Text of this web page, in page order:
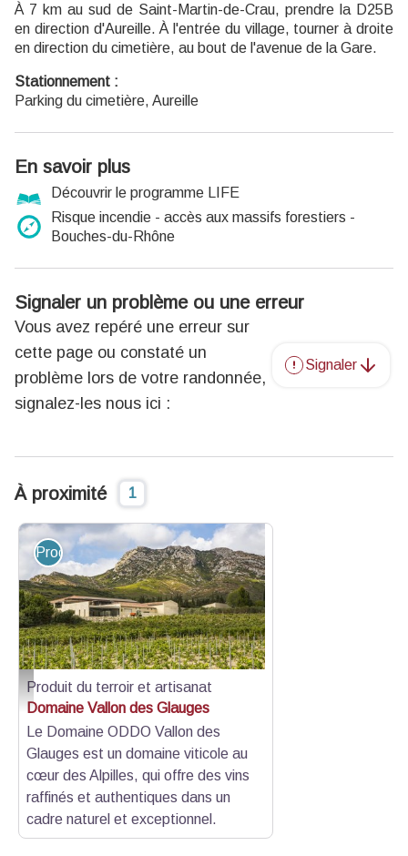
À 7 km au sud de Saint-Martin-de-Crau, prendre la D25B
en direction d'Aureille. À l'entrée du village, tourner à droite
en direction du cimetière, au bout de l'avenue de la Gare.
Stationnement :
Parking du cimetière, Aureille
En savoir plus
Découvrir le programme LIFE
Risque incendie - accès aux massifs forestiers -
Bouches-du-Rhône
Signaler un problème ou une erreur
Vous avez repéré une erreur sur
cette page ou constaté un
problème lors de votre randonnée,
signalez-les nous ici :
Signaler
À proximité 1
Domaine Vallon des Glauges à Eyguières Vignoble et bâtisse - Vincent Coste
Produit du terroir et artisanat
Produit du terroir et artisanat
Domaine Vallon des Glauges
Le Domaine ODDO Vallon des
Glauges est un domaine viticole au
cœur des Alpilles, qui offre des vins
raffinés et authentiques dans un
cadre naturel et exceptionnel.